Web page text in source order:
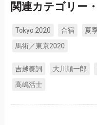
関連カテゴリー
Tokyo 2020 合宿 夏
馬術／東京2020
吉越奏詞 大川順一郎
高嶋活士